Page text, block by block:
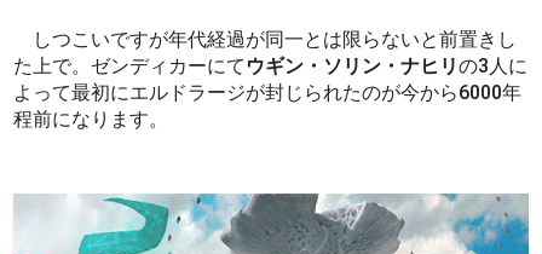
しつこいですが年代経過が同一とは限らないと前置きし
た上で。ゼンディカーにて ウギン・ソリン・ナヒリの3人に
よって最初にエルドラージが封じられたのが今から6000年
程前になります。